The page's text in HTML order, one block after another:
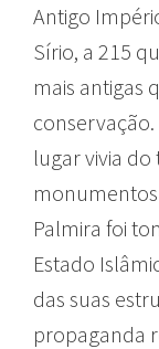
Antigo
Sírio, a 215
mais antigas
lugar vivia
Palmira foi
Estado
das suas
propaganda